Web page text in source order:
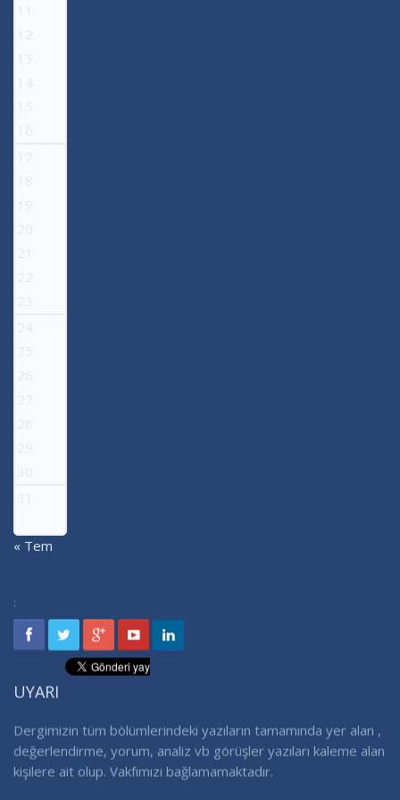
11
12
13
14
15
16
17
18
19
20
21
22
23
24
25
26
27
28
29
30
31
« Tem
:
UYARI
Dergimizin tüm bölümlerindeki yazıların tamamında yer alan ,
değerlendirme, yorum, analiz vb görüşler yazıları kaleme alan
kişilere ait olup. Vakfımızı bağlamamaktadır.